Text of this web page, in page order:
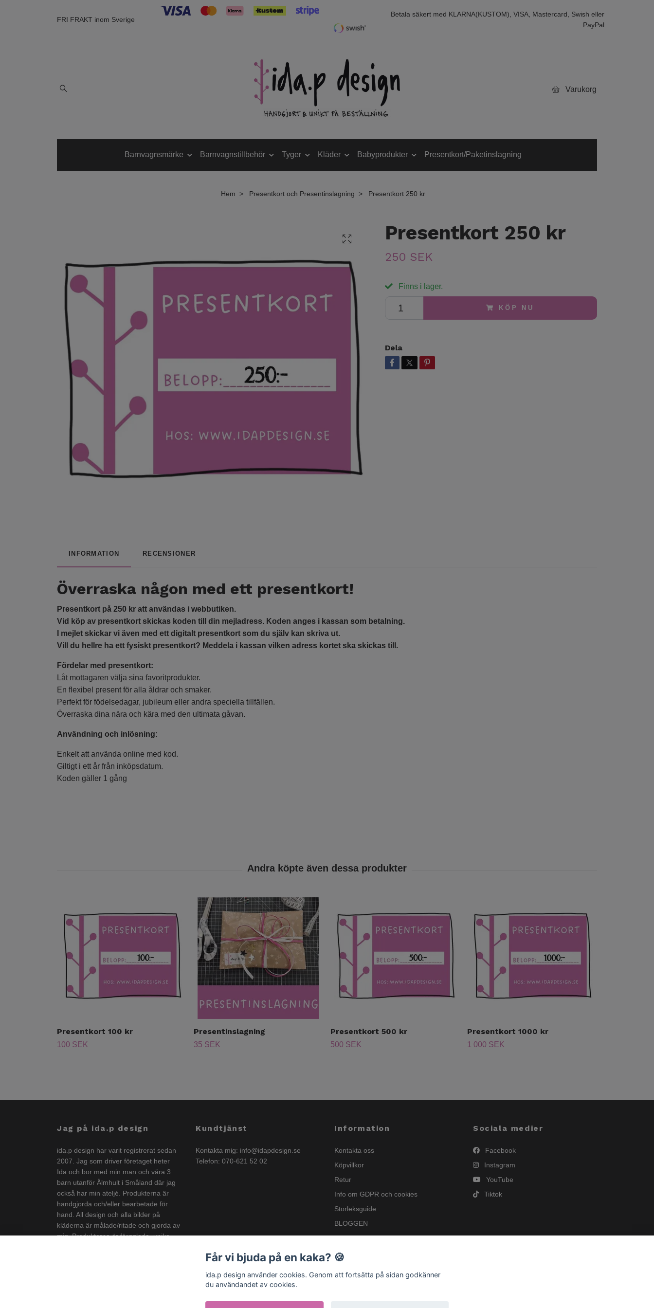
FRI FRAKT inom Sverige
Betala säkert med KLARNA(KUSTOM), VISA, Mastercard, Swish eller
PayPal
Varukorg
Barnvagnsmärke Barnvagnstillbehör Tyger Kläder Babyprodukter Presentkort/Paketinslagning
Hem Presentkort och Presentinslagning Presentkort 250 kr
Presentkort 250 kr
250 SEK
Finns i lager.
KÖP NU
Dela
INFORMATION RECENSIONER
Överraska någon med ett presentkort!
Presentkort på 250 kr att användas i webbutiken.
Vid köp av presentkort skickas koden till din mejladress. Koden anges i kassan som betalning.
I mejlet skickar vi även med ett digitalt presentkort som du själv kan skriva ut.
Vill du hellre ha ett fysiskt presentkort? Meddela i kassan vilken adress kortet ska skickas till.
Fördelar med presentkort:
Låt mottagaren välja sina favoritprodukter.
En flexibel present för alla åldrar och smaker.
Perfekt för födelsedagar, jubileum eller andra speciella tillfällen.
Överraska dina nära och kära med den ultimata gåvan.
Användning och inlösning:
Enkelt att använda online med kod.
Giltigt i ett år från inköpsdatum.
Koden gäller 1 gång
Presentkort 100 kr
100 SEK
Presentinslagning
35 SEK
Presentkort 500 kr
500 SEK
Presentkort 1000 kr
1 000 SEK
Jag på ida.p design
ida.p design har varit registrerat sedan
2007. Jag som driver företaget heter
Ida och bor med min man och våra 3
barn utanför Älmhult i Småland där jag
också har min ateljé. Produkterna är
handgjorda och/eller bearbetade för
hand. All design och alla bilder på
kläderna är målade/ritade och gjorda av
mig. Produkterna är färgglada, unika
Kundtjänst
Kontakta mig: info@idapdesign.se
Telefon: 070-621 52 02
Information
Kontakta oss
Köpvillkor
Retur
Info om GDPR och cookies
Storleksguide
BLOGGEN
Nyhetsbrev
Info om GSPR
Sociala medier
Facebook
Instagram
YouTube
Tiktok
Får vi bjuda på en kaka? 🍪
ida.p design använder cookies. Genom att fortsätta på sidan godkänner
du användandet av cookies.